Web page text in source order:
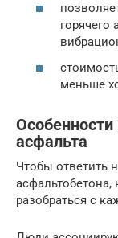
меньше
асфальта
Чтобы ответить
асфальтобетона,
разобраться с